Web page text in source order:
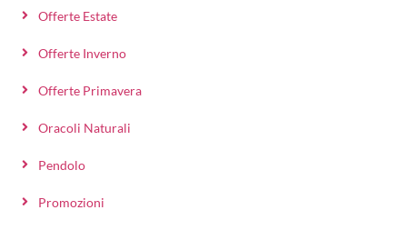
Offerte Estate
Offerte Inverno
Offerte Primavera
Oracoli Naturali
Pendolo
Promozioni